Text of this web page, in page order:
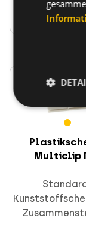
Zum
Multiclip